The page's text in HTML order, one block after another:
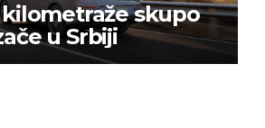
skupo
u Srbiji